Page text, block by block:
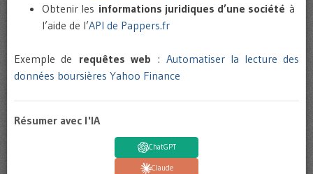
Obtenir les informations juridiques d’une société à
l’aide de l’API de Pappers.fr
Exemple de requêtes web :Automatiser la lecture des
données boursières Yahoo Finance
Résumer avec l'IA
ChatGPT
Claude